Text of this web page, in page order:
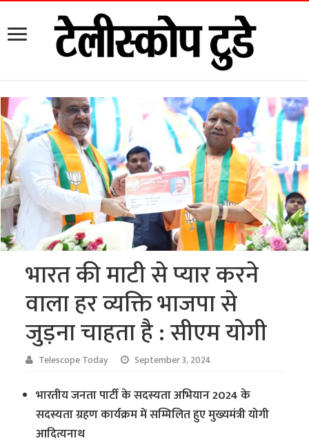
भारत की माटी से प्यार करने
वाला हर व्यक्ति भाजपा से
जुड़ना चाहता है : सीएम योगी
Telescope Today September 3, 2024
भारतीय जनता पार्टी के सदस्यता अभियान 2024 के
सदस्यता ग्रहण कार्यक्रम में सम्मिलित हुए मुख्यमंत्री योगी
आदित्यनाथ